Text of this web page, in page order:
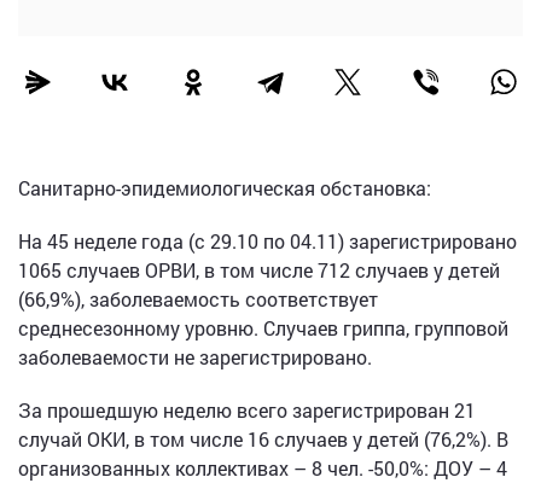
Санитарно-эпидемиологическая обстановка:
На 45 неделе года (с 29.10 по 04.11) зарегистрировано
1065 случаев ОРВИ, в том числе 712 случаев у детей
(66,9%), заболеваемость соответствует
среднесезонному уровню. Случаев гриппа, групповой
заболеваемости не зарегистрировано.
За прошедшую неделю всего зарегистрирован 21
случай ОКИ, в том числе 16 случаев у детей (76,2%). В
организованных коллективах – 8 чел. -50,0%: ДОУ – 4